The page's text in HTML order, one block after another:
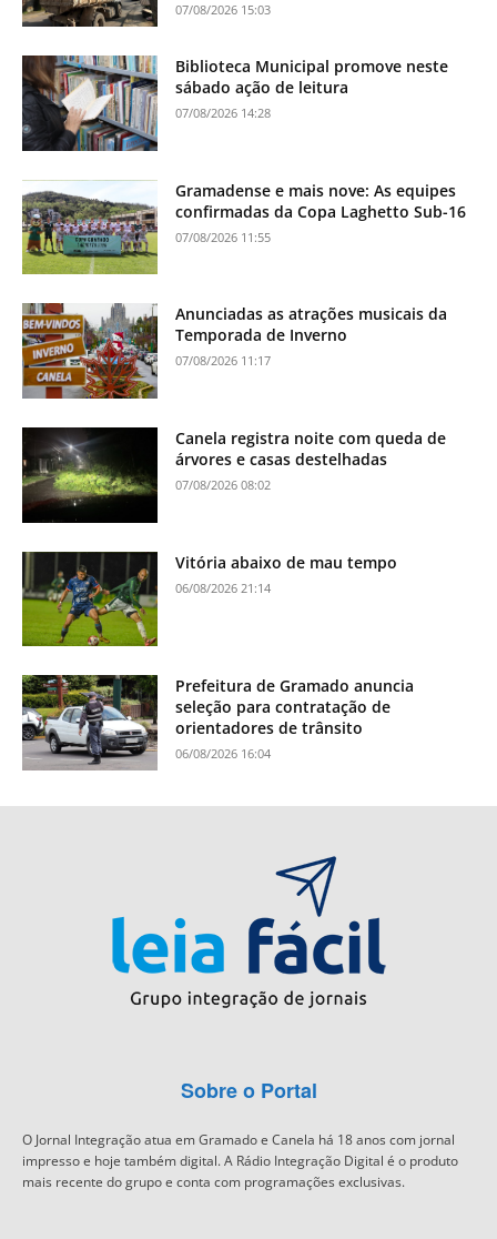
07/08/2026 15:03
Biblioteca Municipal promove neste
sábado ação de leitura
07/08/2026 14:28
Gramadense e mais nove: As equipes
confirmadas da Copa Laghetto Sub-16
07/08/2026 11:55
Anunciadas as atrações musicais da
Temporada de Inverno
07/08/2026 11:17
Canela registra noite com queda de
árvores e casas destelhadas
07/08/2026 08:02
Vitória abaixo de mau tempo
06/08/2026 21:14
Prefeitura de Gramado anuncia
seleção para contratação de
orientadores de trânsito
06/08/2026 16:04
Sobre o Portal
O Jornal Integração atua em Gramado e Canela há 18 anos com jornal
impresso e hoje também digital. A Rádio Integração Digital é o produto
mais recente do grupo e conta com programações exclusivas.